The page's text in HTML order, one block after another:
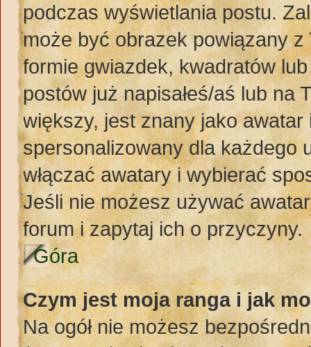
podczas wyświetlania postu.
może być obrazek powiązany
formie gwiazdek, kwadratów
postów już napisałeś/aś lub na
większy, jest znany jako
spersonalizowany dla każdego
włączać awatary i wybierać
Jeśli nie możesz używać
forum i zapytaj ich o przyczyny.
Góra
Czym jest moja ranga i jak
Na ogół nie możesz